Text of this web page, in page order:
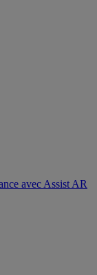
avec Assist AR